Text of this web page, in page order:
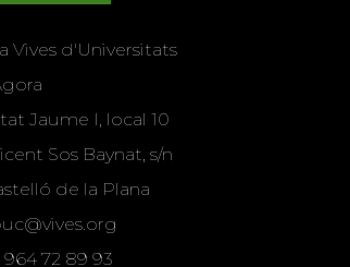
Vives d'Universitats
Jaume I, local 10
Sos Baynat, s/n
de la Plana
964 72 89 93